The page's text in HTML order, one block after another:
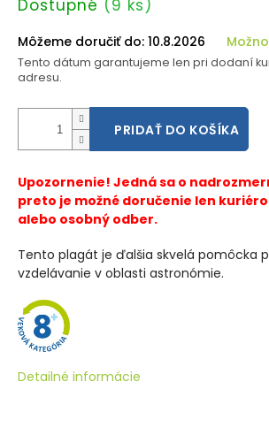
Dostupné (9 ks)
Môžeme doručiť do: 10.8.2026
Tento dátum garantujeme len pri dodaní
adresu.
PRIDAŤ DO KOŠÍKA
Upozornenie! Jedná sa o
preto je možné doručenie len
alebo osobný odber.
Tento plagát je ďalšia skvelá pomôcka
vzdelávanie v oblasti astronómie.
Detailné informácie